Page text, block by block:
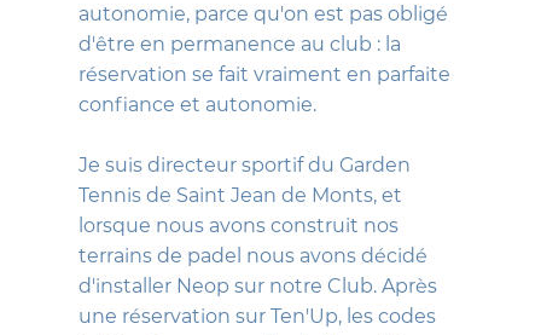
autonomie, parce qu'on est pas obligé
d'être en permanence au club : la
réservation se fait vraiment en parfaite
confiance et autonomie.
Je suis directeur sportif du Garden
Tennis de Saint Jean de Monts, et
lorsque nous avons construit nos
terrains de padel nous avons décidé
d'installer Neop sur notre Club. Après
une réservation sur Ten'Up, l es codes